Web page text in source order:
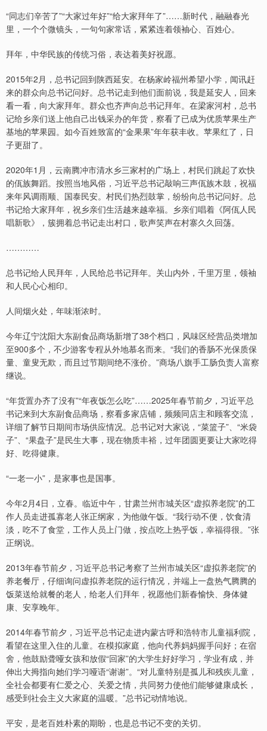
“同志们辛苦了”“大家过年好”“给大家拜年了”……新时代，融融春光
里，一个个微镜头，一句句家常话，紧紧连着领袖心、百姓心。
拜年，中华民族的传统习俗，表达着美好祝愿。
2015年2月，总书记回到陕西延安。在杨家岭福州希望小学，闻讯赶
来的群众向总书记问好。总书记走到他们面前说，我是延安人，回来
看一看，向大家拜年。群众也齐声向总书记拜年。在梁家河村，总书
记给乡亲们送上他自己出钱采办的年货，察看了已成为优质苹果生产
基地的苹果园。如今百姓致富的“金果果”年年获丰收。苹果红了，日
子更甜了。
2020年1月，云南腾冲市清水乡三家村的广场上，村民们跳起了欢快
的佤族舞蹈。按照当地风俗，习近平总书记敲响三声佤族木鼓，祝福
来年风调雨顺、国泰民安。村民们热烈鼓掌，纷纷向总书记问好。总
书记给大家拜年，祝乡亲们生活越来越幸福。乡亲们唱着《阿佤人民
唱新歌》，簇拥着总书记走出村口，歌声笑声在村寨久久回荡。
…………
总书记给人民拜年，人民给总书记拜年。关山内外，千里万里，领袖
和人民心心相印。
人间烟火处，年味渐浓时。
今年辽宁沈阳大东副食品商场新增了38个档口，风味区经营品类增加
至900多个，不少游客专程从外地慕名而来。“我们的香肠不光保质保
量、童叟无欺，而且过节期间绝不涨价。”商场八旗手工肠负责人富察
继说。
“年货置办齐了没有”“年夜饭怎么吃”……2025年春节前夕，习近平总
书记来到大东副食品商场，察看多家店铺，频频同店主和顾客交流，
详细了解节日期间市场供应情况。总书记对大家说，“菜篮子”、“米袋
子”、“果盘子”是民生大事，现在物质丰裕，过年团圆更要让大家吃得
好、吃得健康。
“一老一小”，是家事也是国事。
今年2月4日，立春。临近中午，甘肃兰州市城关区“虚拟养老院”的工
作人员走进孤寡老人张正纲家，为他做午饭。“我行动不便，饮食清
淡，吃不了食堂，工作人员上门做，按点吃上热乎饭，幸福得很。”张
正纲说。
2013年春节前夕，习近平总书记考察了兰州市城关区“虚拟养老院”的
养老餐厅，仔细询问虚拟养老院的运行情况，并端上一盘热气腾腾的
饭菜送给就餐的老人，给老人们拜年，祝愿他们新春愉快、身体健
康、安享晚年。
2014年春节前夕，习近平总书记走进内蒙古呼和浩特市儿童福利院，
看望在这里入住的儿童。在模拟家庭，他向代养妈妈握手问好；在宿
舍，他鼓励聋哑女孩和放假“回家”的大学生好好学习，学业有成，并
伸出大拇指向她们学习哑语“谢谢”。“对儿童特别是孤儿和残疾儿童，
全社会都要有仁爱之心、关爱之情，共同努力使他们能够健康成长，
感受到社会主义大家庭的温暖。”总书记动情地说。
平安，是老百姓朴素的期盼，也是总书记不变的关切。